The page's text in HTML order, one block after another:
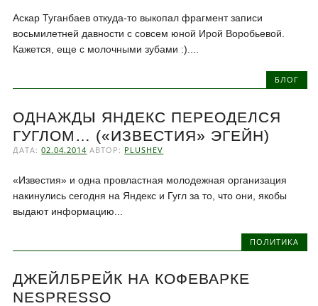
Аскар Туганбаев откуда-то выкопал фрагмент записи
восьмилетней давности с совсем юной Ирой Воробьевой.
Кажется, еще с молочными зубами :)....
БЛОГ
ОДНАЖДЫ ЯНДЕКС ПЕРЕОДЕЛСЯ
ГУГЛОМ… («ИЗВЕСТИЯ» ЭГЕЙН)
ДАТА:02.04.2014 АВТОР: PLUSHEV
«Известия» и одна провластная молодежная организация
накинулись сегодня на Яндекс и Гугл за то, что они, якобы
выдают информацию...
ПОЛИТИКА
ДЖЕЙЛБРЕЙК НА КОФЕВАРКЕ
NESPRESSO